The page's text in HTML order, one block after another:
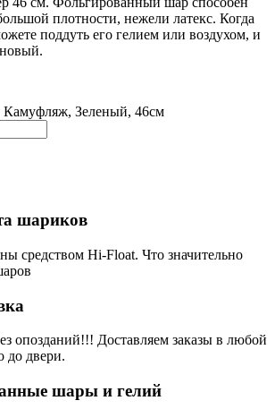
плотности, нежели латекс. Когда
поддуть его гелием или воздухом, и
Камуфляж, Зеленый, 46см
шариков
средством Hi-Float. Что значительно
опозданий!!! Доставляем заказы в любой
до двери.
шары и гелий